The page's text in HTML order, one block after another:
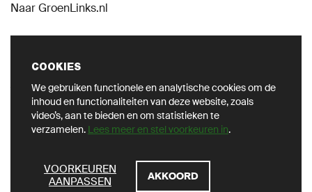
COOKIES
We gebruiken functionele en analytische cookies om de
inhoud en functionaliteiten van deze website, zoals
video’s, aan te bieden en om statistieken te
verzamelen. Lees meer en stel voorkeuren in.
VOORKEUREN
AANPASSEN
AKKOORD
Naar GroenLinks.nl
VOLG ONS VIA ONZE SOCIALEMEDIAKANALEN
ZOEKEN